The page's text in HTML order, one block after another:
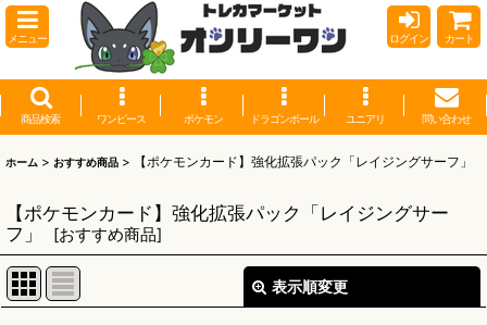
メニュー ログイン カート
商品検索 ワンピース ポケモン ドラゴンボール ユニアリ 問い合わせ
ホーム > おすすめ商品 > 【ポケモンカード】強化拡張パック「レイジングサーフ」
【ポケモンカード】強化拡張パック「レイジングサー
フ」
[おすすめ商品]
表示順変更